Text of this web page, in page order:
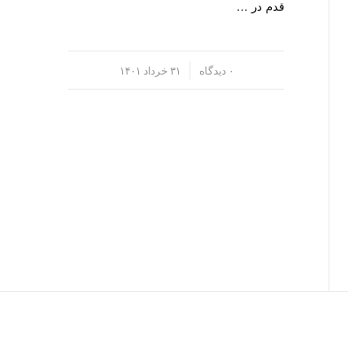
قدم در …
۰ دیدگاه ۳۱ خرداد ۱۴۰۱